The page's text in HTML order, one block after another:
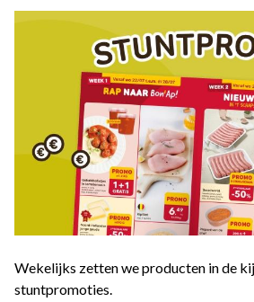
Wekelijks zetten we producten in de
stuntpromoties.